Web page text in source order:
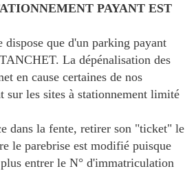
PAYANT EST
dispose que d'un parking payant
La dépénalisation des
en cause certaines de nos
sur les sites à stationnement limité
dans la fente, retirer son "ticket" le
le parebrise est modifié puisque
entrer le N° d'immatriculation